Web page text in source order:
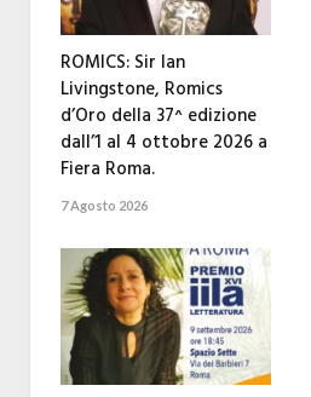
ROMICS: Sir Ian
Livingstone, Romics
d’Oro della 37^ edizione
dall’1 al 4 ottobre 2026 a
Fiera Roma.
7 Agosto 2026